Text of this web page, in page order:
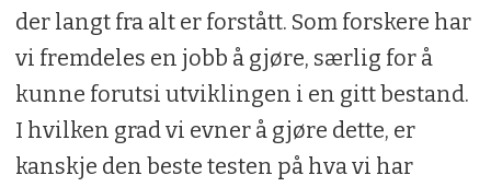
der langt fra alt er forstått. Som forskere har
vi fremdeles en jobb å gjøre, særlig for å
kunne forutsi utviklingen i en gitt bestand.
I hvilken grad vi evner å gjøre dette, er
kanskje den beste testen på hva vi har